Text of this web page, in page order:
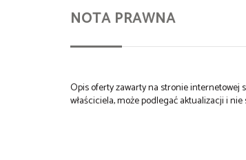
NOTA PRAWNA
Opis oferty zawarty na stronie
właściciela, może podlegać aktualizacji i